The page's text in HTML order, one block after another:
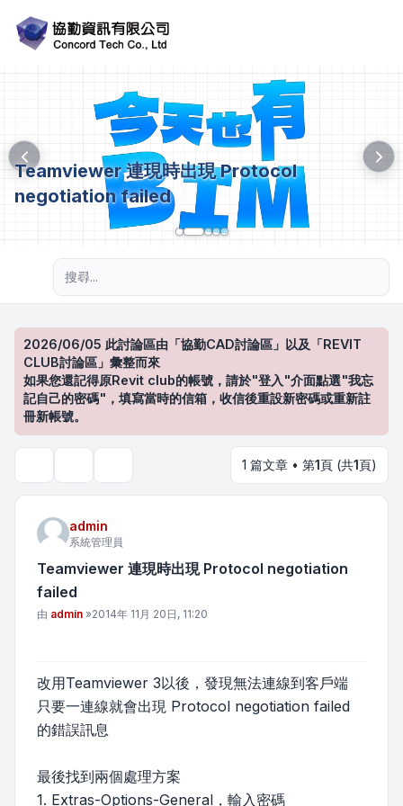
Teamviewer 連現時出現 Protocol
negotiation failed
2026/06/05 此討論區由「協勤CAD討論區」以及「REVIT
CLUB討論區」彙整而來
如果您還記得原Revit club的帳號，請於"登入"介面點選"我忘
記自己的密碼"，填寫當時的信箱，收信後重設新密碼或重新註
冊新帳號。
1 篇文章 • 第1頁 (共1頁)
admin
系統管理員
Teamviewer 連現時出現 Protocol negotiation
failed
文章
由 admin »2014年 11月 20日, 11:20
改用Teamviewer 3以後，發現無法連線到客戶端
只要一連線就會出現 Protocol negotiation failed
的錯誤訊息
最後找到兩個處理方案
1. Extras-Options-General，輸入密碼